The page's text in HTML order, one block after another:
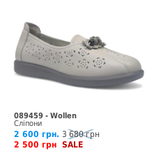
089459 - Wollen
Сліпони
2 600 грн. 3 680 грн
2 500 грн SALE